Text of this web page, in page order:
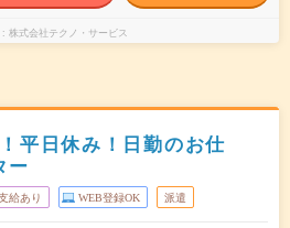
株式会社テクノ・サービス
平日休み！日勤のお仕
ー
給あり WEB登録OK 派遣